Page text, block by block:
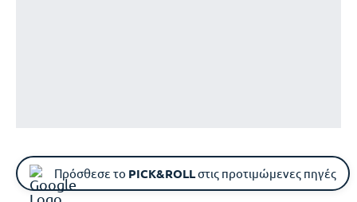
Πρόσθεσε το PICK&ROLLστις προτιμώμενες πηγές